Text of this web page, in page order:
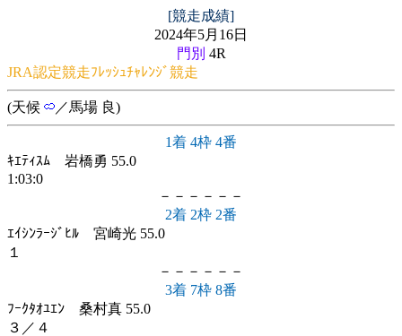
[競走成績]
2024年5月16日
門別 4R
JRA認定競走ﾌﾚｯｼｭﾁｬﾚﾝｼﾞ競走
(天候 ／馬場 良)
1着 4枠 4番
ｷｴﾃｨｽﾑ 岩橋勇 55.0
1:03:0
－－－－－－
2着 2枠 2番
ｴｲｼﾝﾗｰｼﾞﾋﾙ 宮崎光 55.0
１
－－－－－－
3着 7枠 8番
ﾌｰｸﾀｵﾕｴﾝ 桑村真 55.0
３／４